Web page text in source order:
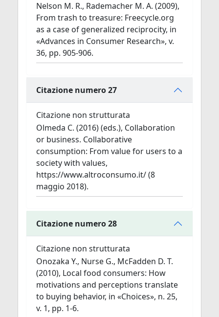
Nelson M. R., Rademacher M. A. (2009),
From trash to treasure: Freecycle.org
as a case of generalized reciprocity, in
«Advances in Consumer Research», v.
36, pp. 905-906.
Citazione numero 27
Citazione non strutturata
Olmeda C. (2016) (eds.), Collaboration
or business. Collaborative
consumption: From value for users to a
society with values,
https://www.altroconsumo.it/ (8
maggio 2018).
Citazione numero 28
Citazione non strutturata
Onozaka Y., Nurse G., McFadden D. T.
(2010), Local food consumers: How
motivations and perceptions translate
to buying behavior, in «Choices», n. 25,
v. 1, pp. 1-6.